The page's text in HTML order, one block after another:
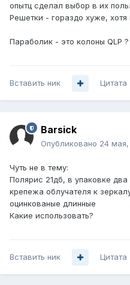
опытц сделал выбор в их
Решетки - гораздо хуже,
Параболик - это колоны QLP ?
Вставить ник Цитата
Barsick
Опубликовано 24
Чуть не в тему:
Полярис 21дб, в упаковке
крепежа облучателя к
оцинкованые длинные
Какие использовать?
Вставить ник Цитата